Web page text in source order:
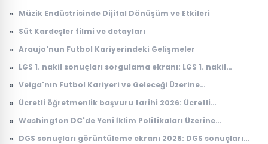
» Müzik Endüstrisinde Dijital Dönüşüm ve Etkileri
» Süt Kardeşler filmi ve detayları
» Araujo'nun Futbol Kariyerindeki Gelişmeler
» LGS 1. nakil sonuçları sorgulama ekranı: LGS 1. nakil
» Veiga'nın Futbol Kariyeri ve Geleceği Üzerine
» Ücretli öğretmenlik başvuru tarihi 2026: Ücretli
» Washington DC'de Yeni İklim Politikaları Üzerine
» DGS sonuçları görüntüleme ekranı 2026: DGS sonuçları